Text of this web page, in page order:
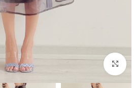
بزرگنمایی تصویر